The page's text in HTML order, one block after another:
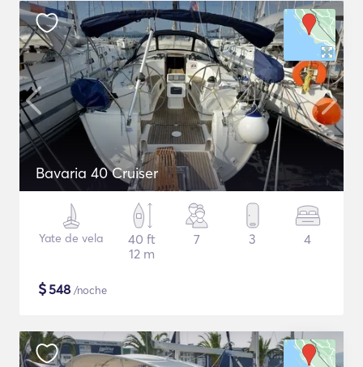
Bavaria 40 Cruiser
Yate de vela
40 ft
12 m
7 3 4
$548 /noche